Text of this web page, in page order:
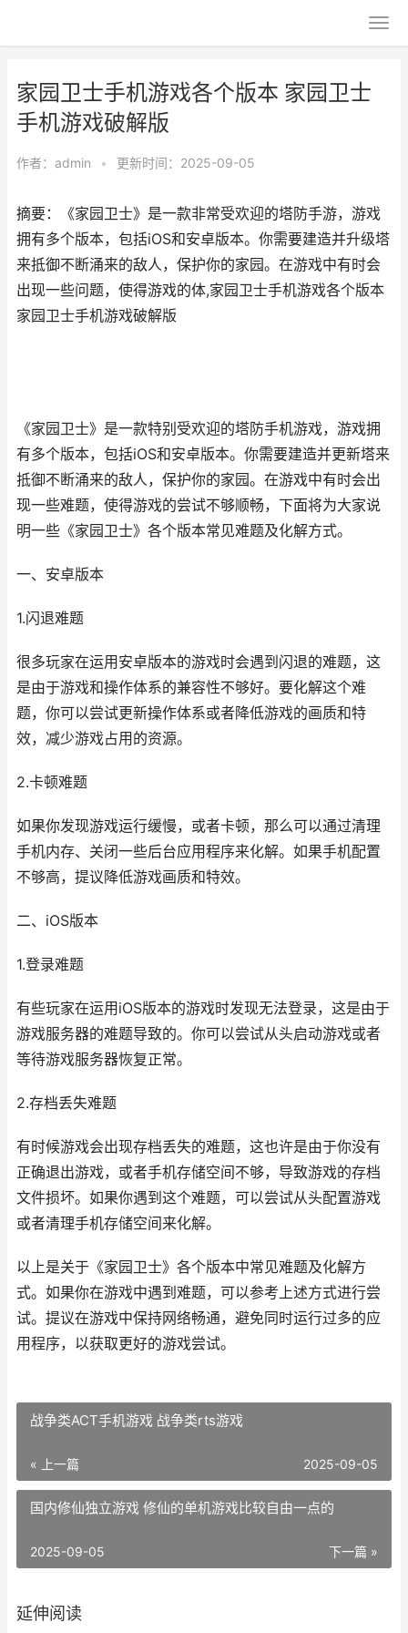
家园卫士手机游戏各个版本 家园卫士
手机游戏破解版
作者： admin • 更新时间：2025-09-05
摘要：《家园卫士》是一款非常受欢迎的塔防手游，游戏
拥有多个版本，包括iOS和安卓版本。你需要建造并升级塔
来抵御不断涌来的敌人，保护你的家园。在游戏中有时会
出现一些问题，使得游戏的体,家园卫士手机游戏各个版本
家园卫士手机游戏破解版
《家园卫士》是一款特别受欢迎的塔防手机游戏，游戏拥
有多个版本，包括iOS和安卓版本。你需要建造并更新塔来
抵御不断涌来的敌人，保护你的家园。在游戏中有时会出
现一些难题，使得游戏的尝试不够顺畅，下面将为大家说
明一些《家园卫士》各个版本常见难题及化解方式。
一、安卓版本
1.闪退难题
很多玩家在运用安卓版本的游戏时会遇到闪退的难题，这
是由于游戏和操作体系的兼容性不够好。要化解这个难
题，你可以尝试更新操作体系或者降低游戏的画质和特
效，减少游戏占用的资源。
2.卡顿难题
如果你发现游戏运行缓慢，或者卡顿，那么可以通过清理
手机内存、关闭一些后台应用程序来化解。如果手机配置
不够高，提议降低游戏画质和特效。
二、iOS版本
1.登录难题
有些玩家在运用iOS版本的游戏时发现无法登录，这是由于
游戏服务器的难题导致的。你可以尝试从头启动游戏或者
等待游戏服务器恢复正常。
2.存档丢失难题
有时候游戏会出现存档丢失的难题，这也许是由于你没有
正确退出游戏，或者手机存储空间不够，导致游戏的存档
文件损坏。如果你遇到这个难题，可以尝试从头配置游戏
或者清理手机存储空间来化解。
以上是关于《家园卫士》各个版本中常见难题及化解方
式。如果你在游戏中遇到难题，可以参考上述方式进行尝
试。提议在游戏中保持网络畅通，避免同时运行过多的应
用程序，以获取更好的游戏尝试。
战争类ACT手机游戏 战争类rts游戏
« 上一篇 2025-09-05
国内修仙独立游戏 修仙的单机游戏比较自由一点的
下一篇 »
2025-09-05
延伸阅读